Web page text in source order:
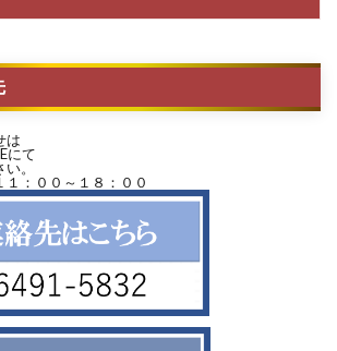
は
にて
。
：００～１８：００